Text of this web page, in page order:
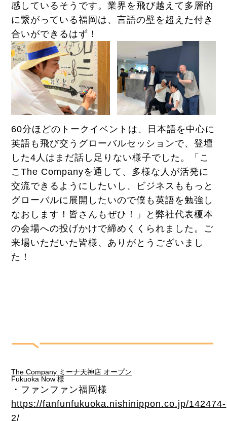
感しているそうです。業界を飛び越えて多層的
に繋がっている福岡は、言語の壁を超えた付き
合いができるはず！
60分ほどのトークイベントは、日本語を中心に
英語も飛び交うグローバルセッションで、登壇
した4人はまだ話し足りない様子でした。「こ
こThe Companyを通して、多様な人が活発に
交流できるようにしたいし、ビジネスももっと
グローバルに展開したいので僕も英語を勉強し
なおします！皆さんもぜひ！」と弊社代表榎本
の会場への投げかけで締めくくられました。ご
来場いただいた皆様、ありがとうございまし
た！
The Company ミーナ天神店 オープン
Fukuoka Now 様
・ファンファン福岡様
https://fanfunfukuoka.nishinippon.co.jp/142474-
2/